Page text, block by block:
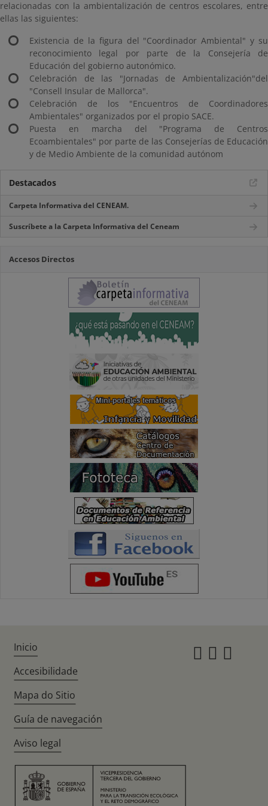
relacionadas con la ambientalización de centros escolares, entre
ellas las siguientes:
Existencia de la figura del "Coordinador Ambiental" y su
reconocimiento legal por parte de la Consejería de
Educación del gobierno autonómico.
Celebración de las "Jornadas de Ambientalización"del
"Consell Insular de Mallorca".
Celebración de los "Encuentros de Coordinadores
Ambientales" organizados por el propio SACE.
Puesta en marcha del "Programa de Centros
Ecoambientales" por parte de las Consejerías de Educación
y de Medio Ambiente de la comunidad autónom
Destacados
Carpeta Informativa del CENEAM.
Suscríbete a la Carpeta Informativa del Ceneam
Accesos Directos
Inicio
Accesibilidade
Mapa do Sitio
Guía de navegación
Aviso legal